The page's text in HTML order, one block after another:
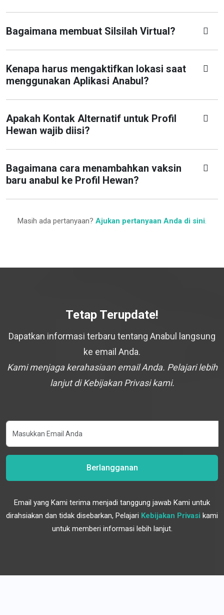
Bagaimana membuat Silsilah Virtual?
Kenapa harus mengaktifkan lokasi saat
menggunakan Aplikasi Anabul?
Apakah Kontak Alternatif untuk Profil
Hewan wajib diisi?
Bagaimana cara menambahkan vaksin
baru anabul ke Profil Hewan?
Masih ada pertanyaan? Ajukan pertanyaan Anda di sini.
Tetap Terupdate!
Dapatkan informasi terbaru tentang Anabul langsung
ke email Anda.
Kami menjaga kerahasiaan email Anda. Pelajari lebih
lanjut di Kebijakan Privasi kami.
Berlangganan
Email yang Kami terima menjadi tanggung jawab Kami untuk
dirahsiakan dan tidak disebarkan, Pelajari Kebijakan Privasi kami
untuk memberi informasi lebih lanjut.